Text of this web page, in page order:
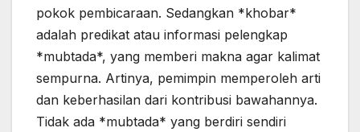
pokok pembicaraan. Sedangkan *khobar*
adalah predikat atau informasi pelengkap
*mubtada*, yang memberi makna agar kalimat
sempurna. Artinya, pemimpin memperoleh arti
dan keberhasilan dari kontribusi bawahannya.
Tidak ada *mubtada* yang berdiri sendiri